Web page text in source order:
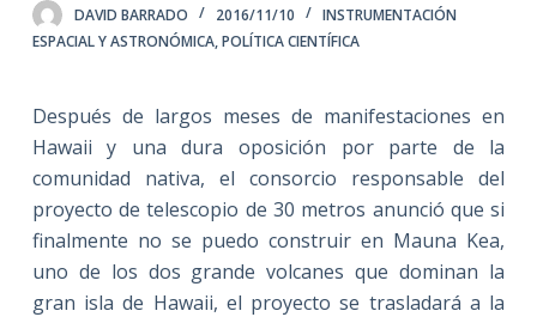
o
DAVID BARRADO 2016/11/10
INSTRUMENTACIÓN
ESPACIAL Y ASTRONÓMICA,POLÍTICA CIENTÍFICA
Después de largos meses de manifestaciones en
Hawaii y una dura oposición por parte de la
comunidad nativa, el consorcio responsable del
proyecto de telescopio de 30 metros anunció que si
finalmente no se puedo construir en Mauna Kea,
uno de los dos grande volcanes que dominan la
gran isla de Hawaii, el proyecto se trasladará a la